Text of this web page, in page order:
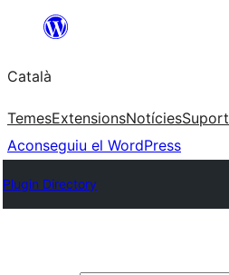
contingut
Català
TemesExtensionsNotíciesSuport
Aconseguiu el WordPress
Plugin Directory